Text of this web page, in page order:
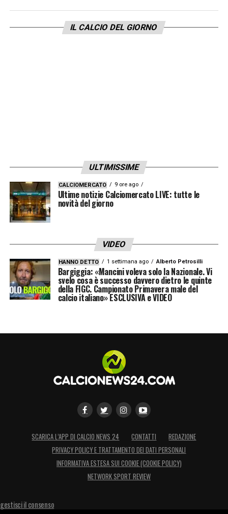
IL CALCIO DEL GIORNO
ULTIMISSIME
CALCIOMERCATO 9 ore ago
Ultime notizie Calciomercato LIVE: tutte le
novità del giorno
VIDEO
HANNO DETTO 1 settimana ago Alberto Petrosilli
Bargiggia: «Mancini voleva solo la Nazionale. Vi
svelo cosa è successo davvero dietro le quinte
della FIGC. Campionato Primavera male del
calcio italiano» ESCLUSIVA e VIDEO
SCARICA L’APP DI CALCIO NEWS 24 CONTATTI
REDAZIONE
PRIVACY POLICY E TRATTAMENTO DEI DATI PERSONALI
INFORMATIVA ESTESA SUI COOKIE (COOKIE POLICY)
NETWORK SPORT REVIEW
gestisci il consenso